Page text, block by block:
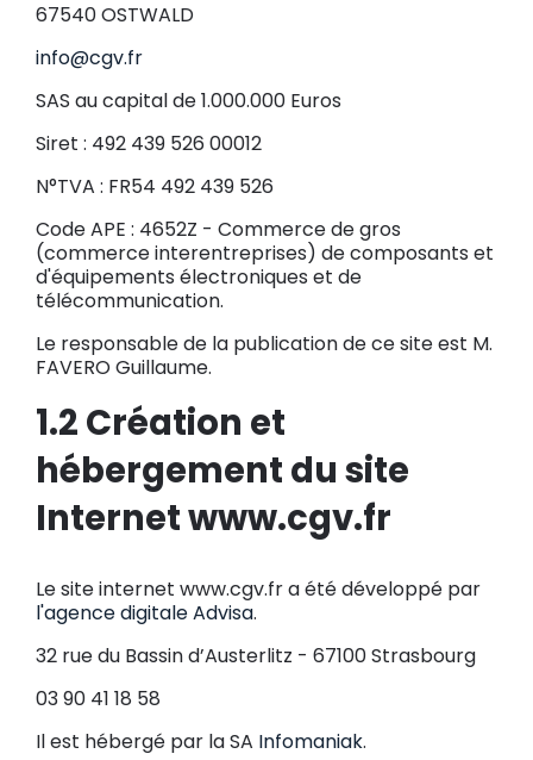
67540 OSTWALD
info@cgv.fr
SAS au capital de 1.000.000 Euros
Siret : 492 439 526 00012
N°TVA : FR54 492 439 526
Code APE : 4652Z - Commerce de gros
(commerce interentreprises) de composants et
d'équipements électroniques et de
télécommunication.
Le responsable de la publication de ce site est M.
FAVERO Guillaume.
1.2 Création et
hébergement du site
Internet www.cgv.fr
Le site internet www.cgv.fr a été développé par
l'agence digitale Advisa.
32 rue du Bassin d’Austerlitz - 67100 Strasbourg
03 90 41 18 58
Il est hébergé par la SA Infomaniak.